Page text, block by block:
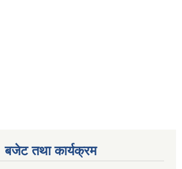
बजेट तथा कार्यक्रम